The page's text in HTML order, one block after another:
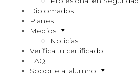
Diplomados
Planes
Medios
Noticias
Verifica tu certificado
FAQ
Soporte al alumno